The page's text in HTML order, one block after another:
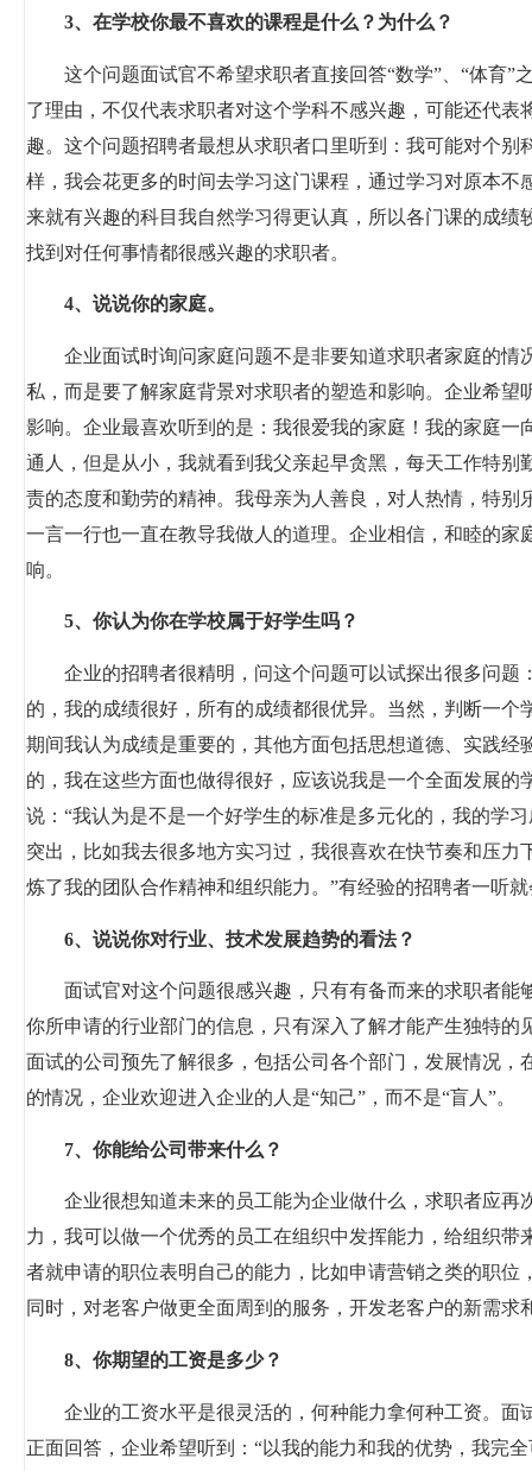
3、在学校你最不喜欢的课程是什么？为什么？
这个问题面试官不希望求职者直接回答“数学”、“体育”
了理由，不仅代表求职者对这个学科不感兴趣，可能还代表
趣。这个问题招聘者最想从求职者口里听到：我可能对个别
样，我会花更多的时间去学习这门课程，通过学习对原本不
来就有兴趣的科目我自然学习得更认真，所以各门课的成绩
找到对任何事情都很感兴趣的求职者。
4、说说你的家庭。
企业面试时询问家庭问题不是非要知道求职者家庭的情
私，而是要了解家庭背景对求职者的塑造和影响。企业希望
影响。企业最喜欢听到的是：我很爱我的家庭！我的家庭一
通人，但是从小，我就看到我父亲起早贪黑，每天工作特别
责的态度和勤劳的精神。我母亲为人善良，对人热情，特别
一言一行也一直在教导我做人的道理。企业相信，和睦的家
响。
5、你认为你在学校属于好学生吗？
企业的招聘者很精明，问这个问题可以试探出很多问题
的，我的成绩很好，所有的成绩都很优异。当然，判断一个
期间我认为成绩是重要的，其他方面包括思想道德、实践经
的，我在这些方面也做得很好，应该说我是一个全面发展的
说：“我认为是不是一个好学生的标准是多元化的，我的学
突出，比如我去很多地方实习过，我很喜欢在快节奏和压力
炼了我的团队合作精神和组织能力。”有经验的招聘者一听
6、说说你对行业、技术发展趋势的看法？
面试官对这个问题很感兴趣，只有有备而来的求职者能
你所申请的行业部门的信息，只有深入了解才能产生独特的
面试的公司预先了解很多，包括公司各个部门，发展情况，
的情况，企业欢迎进入企业的人是“知己”，而不是“盲人”。
7、你能给公司带来什么？
企业很想知道未来的员工能为企业做什么，求职者应再
力，我可以做一个优秀的员工在组织中发挥能力，给组织带
者就申请的职位表明自己的能力，比如申请营销之类的职位
同时，对老客户做更全面周到的服务，开发老客户的新需求
8、你期望的工资是多少？
企业的工资水平是很灵活的，何种能力拿何种工资。面
正面回答，企业希望听到：“以我的能力和我的优势，我完